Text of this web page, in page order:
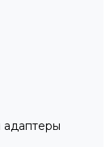
адаптеры